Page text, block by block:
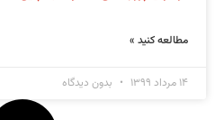
مطالعه کنید »
۱۴ مرداد ۱۳۹۹ بدون دیدگاه